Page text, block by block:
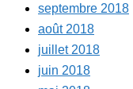
septembre 2018
août 2018
juillet 2018
juin 2018